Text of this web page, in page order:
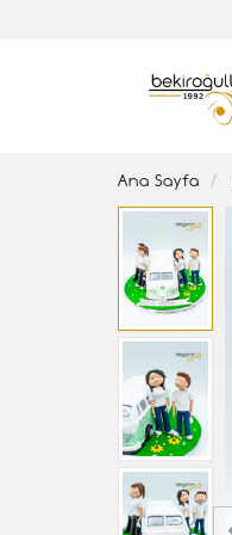
Ana Sayfa